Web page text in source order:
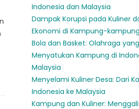
Indonesia dan Malaysia
Dampak Korupsi pada Kuliner
Ekonomi di Kampung-kampung
Bola dan Basket: Olahraga yang
Menyatukan Kampung di
Malaysia
Menyelami Kuliner Desa: Dari
Indonesia ke Malaysia
Kampung dan Kuliner: